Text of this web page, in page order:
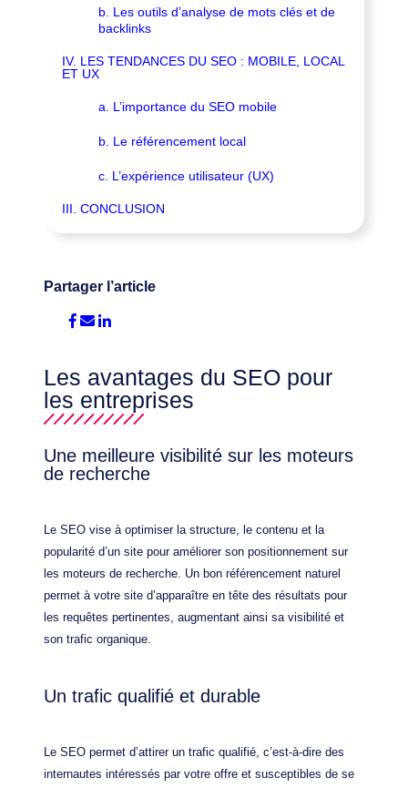
Les avantages du SEO pour
les entreprises
Une meilleure visibilité sur les moteurs
de recherche
Le SEO vise à optimiser la structure, le contenu et la
popularité d’un site pour améliorer son positionnement sur
les moteurs de recherche. Un bon référencement naturel
permet à votre site d’apparaître en tête des résultats pour
les requêtes pertinentes, augmentant ainsi sa visibilité et
son trafic organique.
Un trafic qualifié et durable
Le SEO permet d’attirer un trafic qualifié, c’est-à-dire des
internautes intéressés par votre offre et susceptibles de se
b. Les outils d’analyse de mots clés et de
backlinks
IV. LES TENDANCES DU SEO : MOBILE, LOCAL
ET UX
a. L’importance du SEO mobile
b. Le référencement local
c. L’expérience utilisateur (UX)
III. CONCLUSION
Partager l’article